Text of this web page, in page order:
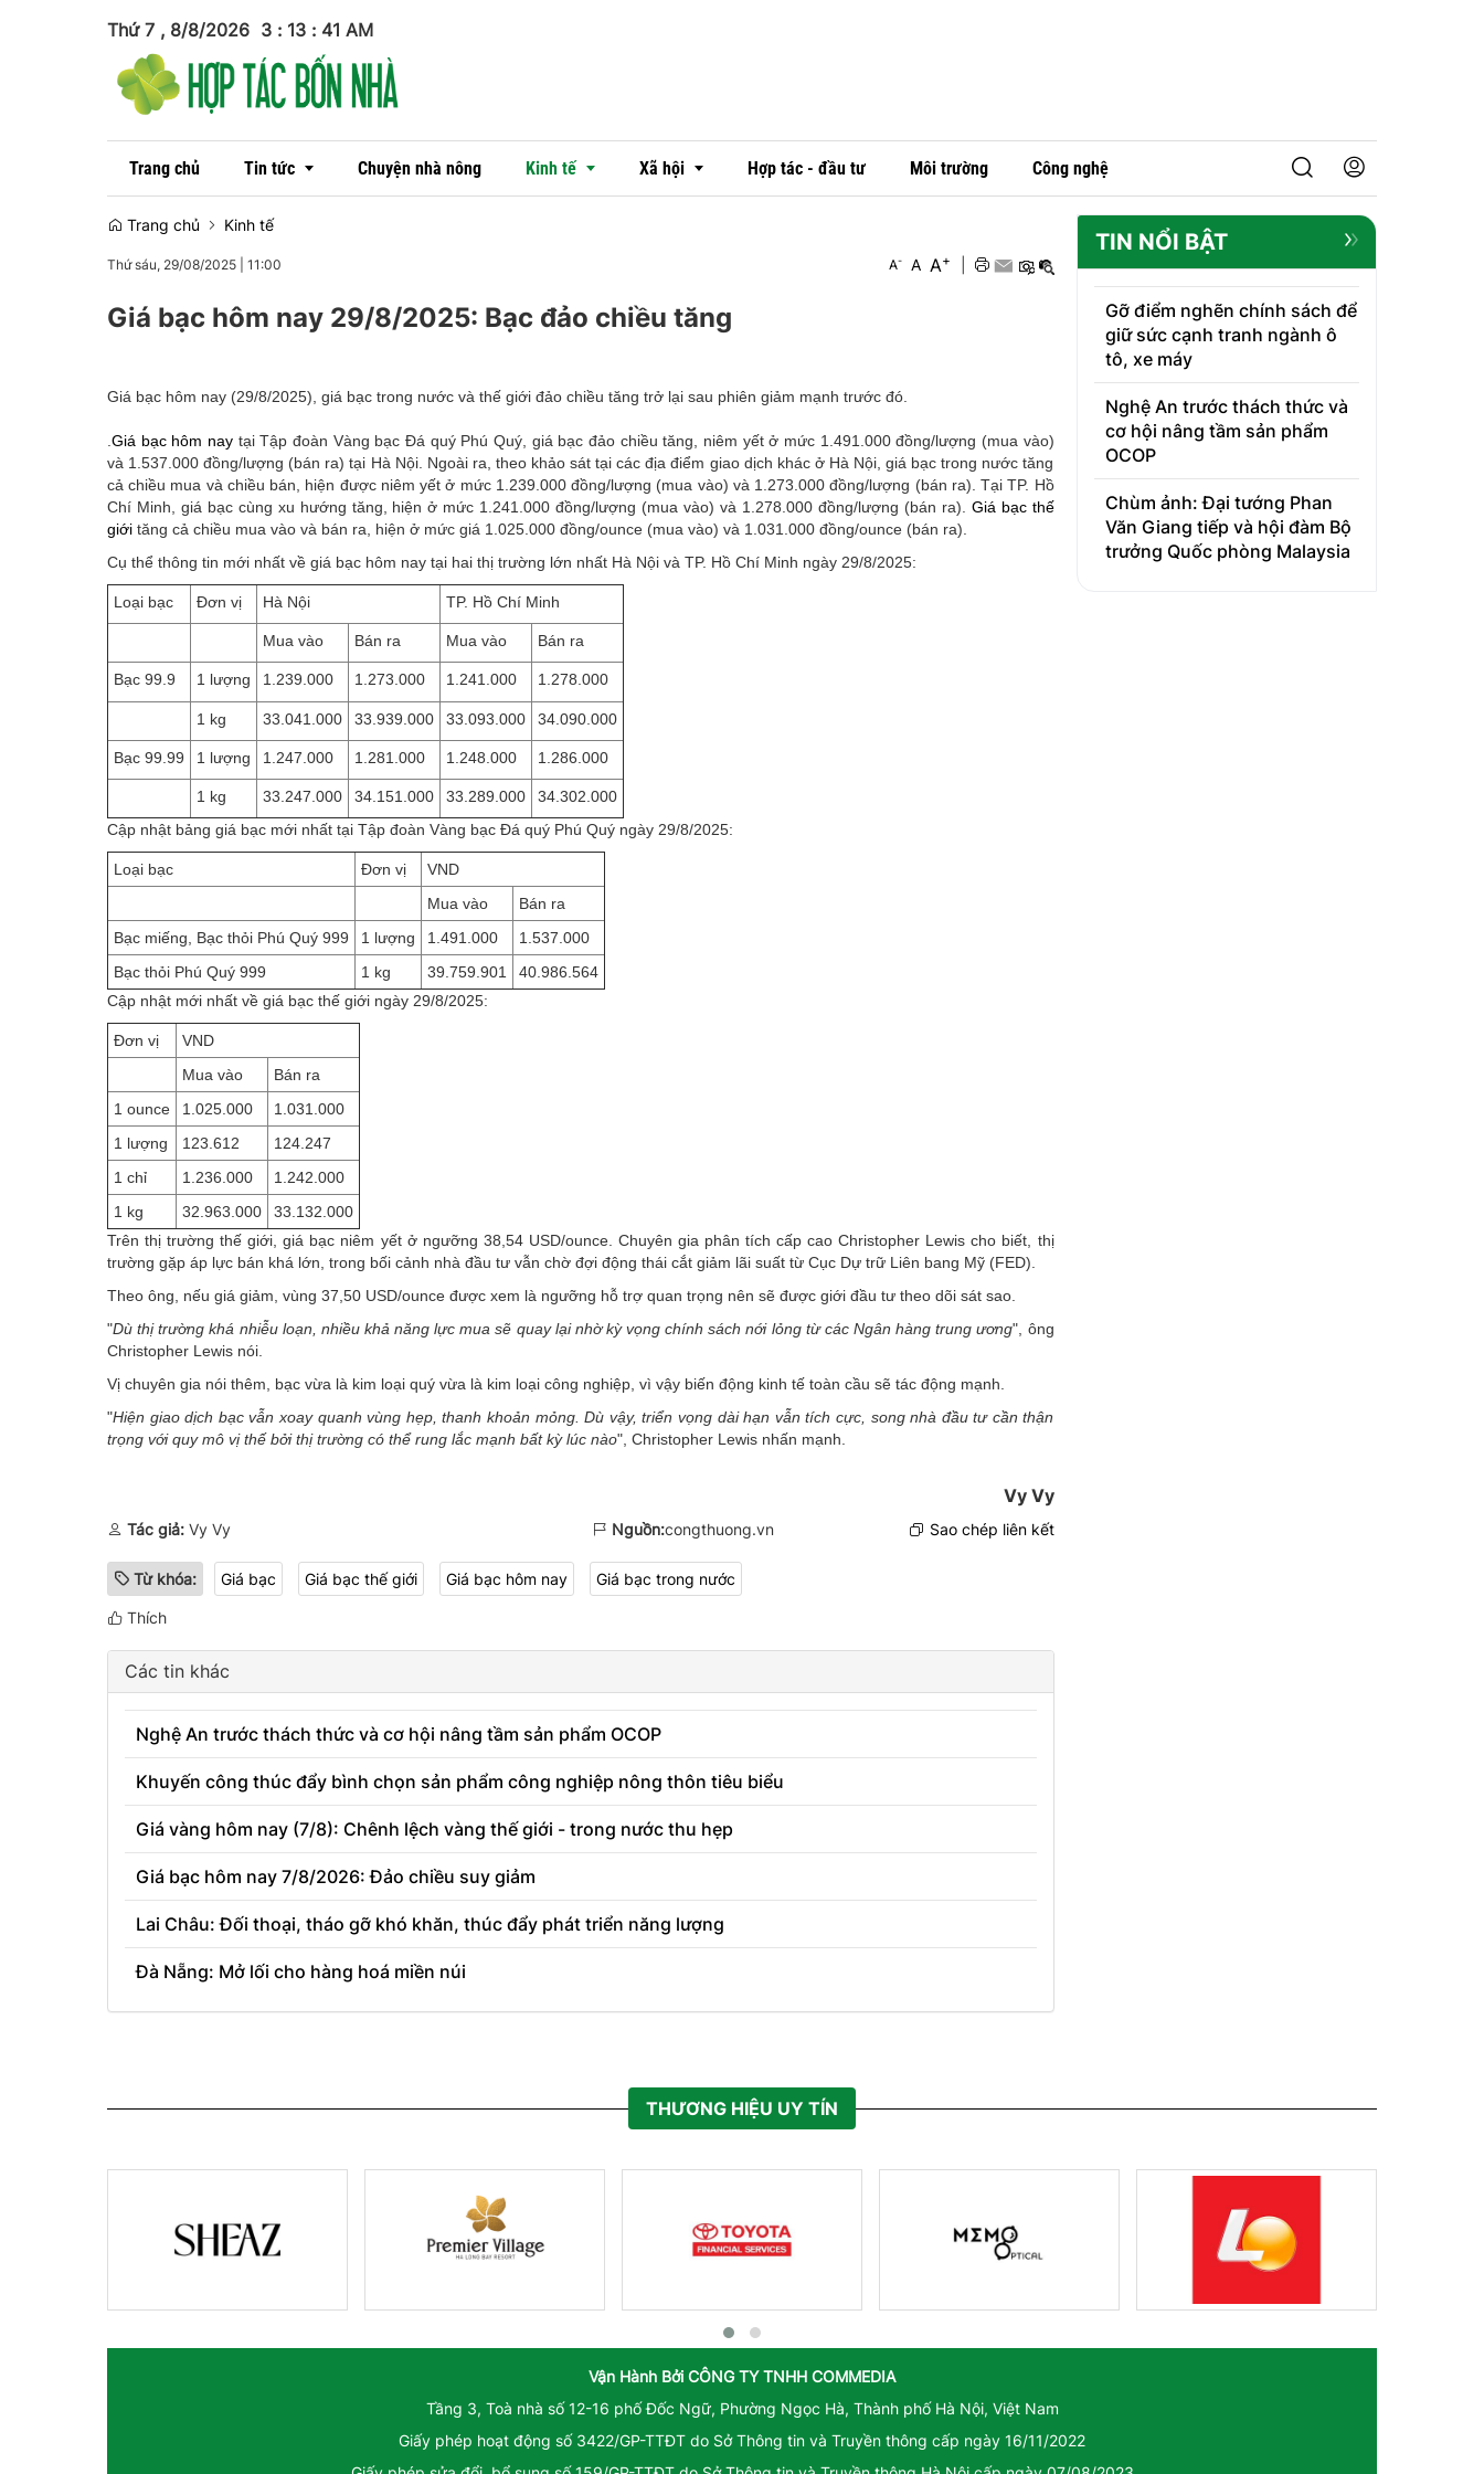
Thứ 7 , 8/8/2026 3 : 13 : 42 AM
Trang chủ Tin tức
Tin trong nước
Tin quốc tế
Chuyện nhà nông Kinh tế
Ngân hàng
Xã hội
Đời sống
Hợp tác - đầu tư Môi trường Công nghệ
Trang chủ Kinh tế
Thứ sáu, 29/08/2025 11:00 A- A A+
Giá bạc hôm nay 29/8/2025: Bạc đảo chiều tăng
Giá bạc hôm nay (29/8/2025), giá bạc trong nước và thế giới đảo chiều tăng trở lại sau phiên giảm mạnh trước đó.
Giá bạc hôm naytại Tập đoàn Vàng bạc Đá quý Phú Quý, giá bạc đảo chiều tăng, niêm yết ở mức 1.491.000 đồng/lượng (mua vào)
và 1.537.000 đồng/lượng (bán ra) tại Hà Nội. Ngoài ra, theo khảo sát tại các địa điểm giao dịch khác ở Hà Nội, giá bạc trong nước tăng
cả chiều mua và chiều bán, hiện được niêm yết ở mức 1.239.000 đồng/lượng (mua vào) và 1.273.000 đồng/lượng (bán ra). Tại TP. Hồ
Chí Minh, giá bạc cùng xu hướng tăng, hiện ở mức 1.241.000 đồng/lượng (mua vào) và 1.278.000 đồng/lượng (bán ra). Giá bạc thế
giới tăng cả chiều mua vào và bán ra, hiện ở mức giá 1.025.000 đồng/ounce (mua vào) và 1.031.000 đồng/ounce (bán ra).
Cụ thể thông tin mới nhất về giá bạc hôm nay tại hai thị trường lớn nhất Hà Nội và TP. Hồ Chí Minh ngày 29/8/2025:
Loại bạc Đơn vị Hà Nội TP. Hồ Chí Minh
Mua vào Bán ra Mua vào Bán ra
Bạc 99.9 1 lượng 1.239.000 1.273.000 1.241.000 1.278.000
1 kg 33.041.000 33.939.000 33.093.000 34.090.000
Bạc 99.99 1 lượng 1.247.000 1.281.000 1.248.000 1.286.000
1 kg 33.247.000 34.151.000 33.289.000
34.302.000
Cập nhật bảng giá bạc mới nhất tại Tập đoàn Vàng bạc Đá quý Phú Quý ngày 29/8/2025:
Loại bạc Đơn vị
VND
Mua vào
Bán ra
Bạc miếng, Bạc thỏi Phú Quý 999
1 lượng 1.491.000
1.537.000
Bạc thỏi Phú Quý 999
1 kg 39.759.901
40.986.564
Cập nhật mới nhất về giá bạc thế giới ngày 29/8/2025:
Đơn vị
VND
Mua vào
Bán ra
1 ounce
1.025.000
1.031.000
1 lượng
123.612
124.247
1 chỉ
1.236.000
1.242.000
1 kg
32.963.000
33.132.000
Trên thị trường thế giới, giá bạc niêm yết ở ngưỡng 38,54 USD/ounce. Chuyên gia phân tích cấp cao Christopher Lewis cho biết, thị
trường gặp áp lực bán khá lớn, trong bối cảnh nhà đầu tư vẫn chờ đợi động thái cắt giảm lãi suất từ Cục Dự trữ Liên bang Mỹ (FED).
Theo ông, nếu giá giảm, vùng 37,50 USD/ounce được xem là ngưỡng hỗ trợ quan trọng nên sẽ được giới đầu tư theo dõi sát sao.
"Dù thị trường khá nhiễu loạn, nhiều khả năng lực mua sẽ quay lại nhờ kỳ vọng chính sách nới lỏng từ các Ngân hàng trung ương", ông
Christopher Lewis nói.
Vị chuyên gia nói thêm, bạc vừa là kim loại quý vừa là kim loại công nghiệp, vì vậy biến động kinh tế toàn cầu sẽ tác động mạnh.
"Hiện giao dịch bạc vẫn xoay quanh vùng hẹp, thanh khoản mỏng. Dù vậy, triển vọng dài hạn vẫn tích cực, song nhà đầu tư cần thận
trọng với quy mô vị thế bởi thị trường có thể rung lắc mạnh bất kỳ lúc nào", Christopher Lewis nhấn mạnh.
Vy Vy
Tác giả: Vy Vy Nguồn:congthuong.vn Sao chép liên kết
Từ khóa: Giá bạc Giá bạc thế giới Giá bạc hôm nay Giá bạc trong nước
Thích
Các tin khác
Nghệ An trước thách thức và cơ hội nâng tầm sản phẩm OCOP
Khuyến công thúc đẩy bình chọn sản phẩm công nghiệp nông thôn tiêu biểu
Giá vàng hôm nay (7/8): Chênh lệch vàng thế giới - trong nước thu hẹp
Giá bạc hôm nay 7/8/2026: Đảo chiều suy giảm
Lai Châu: Đối thoại, tháo gỡ khó khăn, thúc đẩy phát triển năng lượng
Đà Nẵng: Mở lối cho hàng hoá miền núi
TIN NỔI BẬT
Gỡ điểm nghẽn chính sách để
giữ sức cạnh tranh ngành ô
tô, xe máy
Nghệ An trước thách thức và
cơ hội nâng tầm sản phẩm
OCOP
Chùm ảnh: Đại tướng Phan
Văn Giang tiếp và hội đàm Bộ
trưởng Quốc phòng Malaysia
THƯƠNG HIỆU UY TÍN
Vận Hành Bởi CÔNG TY TNHH COMMEDIA
Tầng 3, Toà nhà số 12-16 phố Đốc Ngữ, Phường Ngọc Hà, Thành phố Hà Nội, Việt Nam
Giấy phép hoạt động số 3422/GP-TTĐT do Sở Thông tin và Truyền thông cấp ngày 16/11/2022